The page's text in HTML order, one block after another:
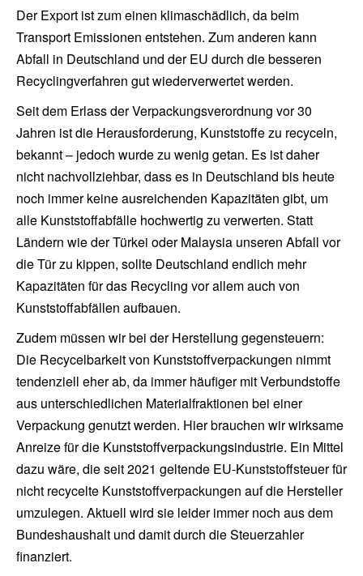
Der Export ist zum einen klimaschädlich, da beim
Transport Emissionen entstehen. Zum anderen kann
Abfall in Deutschland und der EU durch die besseren
Recyclingverfahren gut wiederverwertet werden.
Seit dem Erlass der Verpackungsverordnung vor 30
Jahren ist die Herausforderung, Kunststoffe zu recyceln,
bekannt – jedoch wurde zu wenig getan. Es ist daher
nicht nachvollziehbar, dass es in Deutschland bis heute
noch immer keine ausreichenden Kapazitäten gibt, um
alle Kunststoffabfälle hochwertig zu verwerten. Statt
Ländern wie der Türkei oder Malaysia unseren Abfall vor
die Tür zu kippen, sollte Deutschland endlich mehr
Kapazitäten für das Recycling vor allem auch von
Kunststoffabfällen aufbauen.
Zudem müssen wir bei der Herstellung gegensteuern:
Die Recycelbarkeit von Kunststoffverpackungen nimmt
tendenziell eher ab, da immer häufiger mit Verbundstoffe
aus unterschiedlichen Materialfraktionen bei einer
Verpackung genutzt werden. Hier brauchen wir wirksame
Anreize für die Kunststoffverpackungsindustrie. Ein Mittel
dazu wäre, die seit 2021 geltende EU-Kunststoffsteuer für
nicht recycelte Kunststoffverpackungen auf die Hersteller
umzulegen. Aktuell wird sie leider immer noch aus dem
Bundeshaushalt und damit durch die Steuerzahler
finanziert.